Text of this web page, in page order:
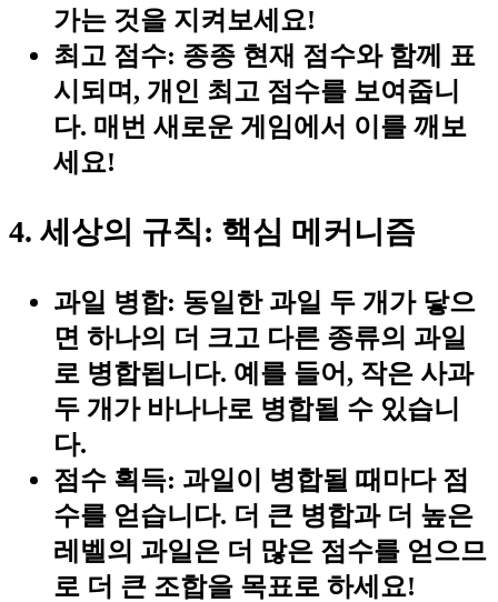
가는 것을 지켜보세요!
최고 점수: 종종 현재 점수와 함께 표
시되며, 개인 최고 점수를 보여줍니
다. 매번 새로운 게임에서 이를 깨보
세요!
4. 세상의 규칙: 핵심 메커니즘
과일 병합: 동일한 과일 두 개가 닿으
면 하나의 더 크고 다른 종류의 과일
로 병합됩니다. 예를 들어, 작은 사과
두 개가 바나나로 병합될 수 있습니
다.
점수 획득: 과일이 병합될 때마다 점
수를 얻습니다. 더 큰 병합과 더 높은
레벨의 과일은 더 많은 점수를 얻으므
로 더 큰 조합을 목표로 하세요!